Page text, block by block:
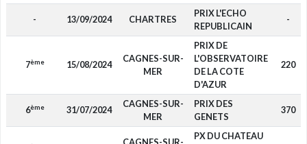
- 13/09/2024 CHARTRES
PRIX L'ECHO
REPUBLICAIN
-
7ème 15/08/2024
CAGNES-SUR-
MER
PRIX DE
L'OBSERVATOIRE
DE LA COTE
D'AZUR
220
6ème 31/07/2024
CAGNES-SUR-
MER
PRIX DES
GENETS
370
PX DU CHATEAU